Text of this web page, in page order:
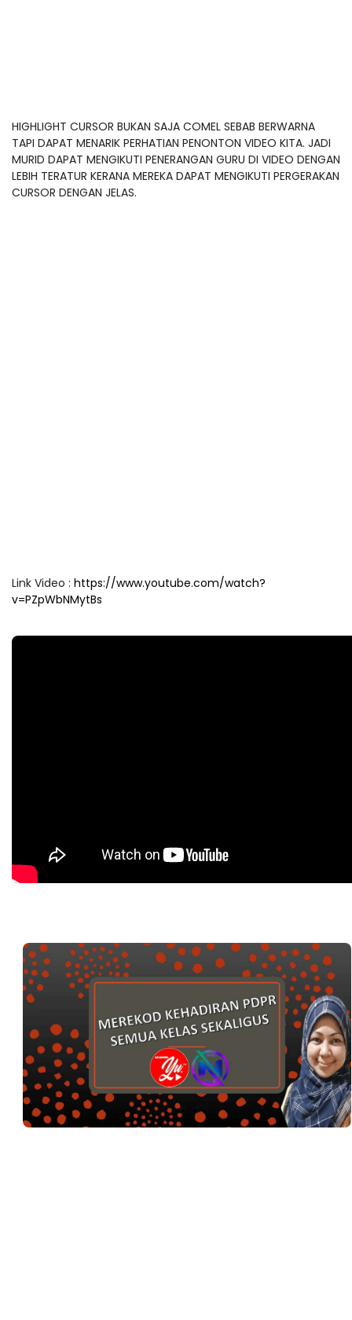
HIGHLIGHT CURSOR BUKAN SAJA COMEL SEBAB BERWARNA
TAPI DAPAT MENARIK PERHATIAN PENONTON VIDEO KITA. JADI
MURID DAPAT MENGIKUTI PENERANGAN GURU DI VIDEO DENGAN
LEBIH TERATUR KERANA MEREKA DAPAT MENGIKUTI PERGERAKAN
CURSOR DENGAN JELAS.
Link Video : https://www.youtube.com/watch?
v=PZpWbNMytBs